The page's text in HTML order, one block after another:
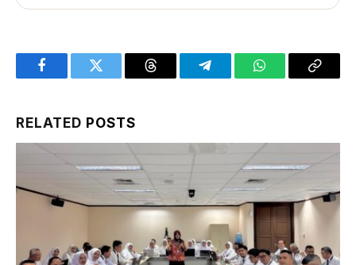
FacebookTwitter Threads TelegramWhatsAppCopy
RELATED POSTS